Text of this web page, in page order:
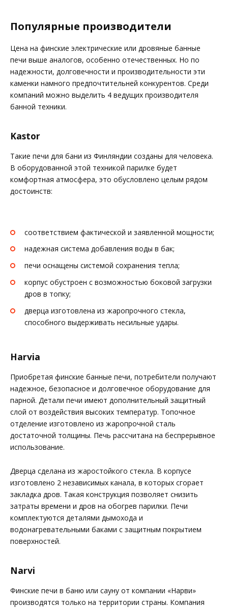
Популярные производители
Цена на финские электрические или дровяные банные
печи выше аналогов, особенно отечественных. Но по
надежности, долговечности и производительности эти
каменки намного предпочтительней конкурентов. Среди
компаний можно выделить 4 ведущих производителя
банной техники.
Kastor
Такие печи для бани из Финляндии созданы для человека.
В оборудованной этой техникой парилке будет
комфортная атмосфера, это обусловлено целым рядом
достоинств:
соответствием фактической и заявленной мощности;
надежная система добавления воды в бак;
печи оснащены системой сохранения тепла;
корпус обустроен с возможностью боковой загрузки
дров в топку;
дверца изготовлена из жаропрочного стекла,
способного выдерживать несильные удары.
Harvia
Приобретая финские банные печи, потребители получают
надежное, безопасное и долговечное оборудование для
парной. Детали печи имеют дополнительный защитный
слой от воздействия высоких температур. Топочное
отделение изготовлено из жаропрочной сталь
достаточной толщины. Печь рассчитана на беспрерывное
использование.
Дверца сделана из жаростойкого стекла. В корпусе
изготовлено 2 независимых канала, в которых сгорает
закладка дров. Такая конструкция позволяет снизить
затраты времени и дров на обогрев парилки. Печи
комплектуются деталями дымохода и
водонагревательными баками с защитным покрытием
поверхностей.
Narvi
Финские печи в баню или сауну от компании «Нарви»
производятся только на территории страны. Компания